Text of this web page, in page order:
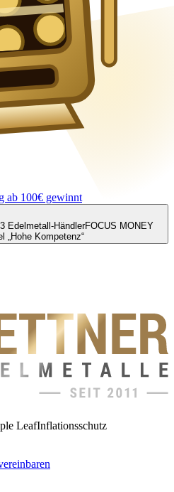
ab 100€ gewinnt
Edelmetall-HändlerFOCUS MONEY
„Hohe Kompetenz“
LeafInflationsschutz